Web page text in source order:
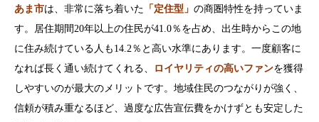
あま市は、非常に落ち着いた 「定住型」 の商圏特性を持っていま
す。居住期間20年以上の住民が41.0％を占め、出生時からこの地
に住み続けている人も14.2％と高い水準にあります。一度顧客に
なれば長く通い続けてくれる、
ロイヤリティの高いファンを獲得
しやすいのが最大のメリットです。地域住民のつながりが強く、
信頼が積み重なるほど、過度な広告宣伝費をかけずとも安定した